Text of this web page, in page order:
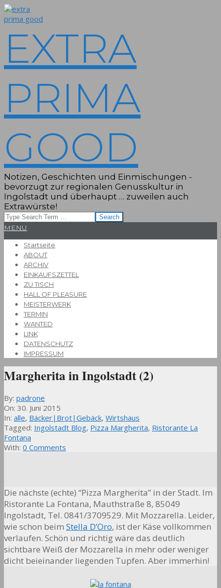
Skip
to
EXTRA
PRIMA
GOOD
Notizen, Geschichten und Einmischungen -
bevorzugt zur regionalen Genusskultur in
Ingolstadt und überhaupt … zuweilen auch
Extrawürste!
Search
Primary
Menu
MENU
Startseite
ABOUT
ARCHIV
EINKAUFSZETTEL
ZU TISCH
HALL OF PLEASURE
MEISTERWERK
TERMIN
WANTED
LINK
DATENSCHUTZ
IMPRESSUM
Margherita in Ingolstadt (2)
By: padrone
On: 30. Juni 2015
In: alle, Bäcker|Brot|Gebäck, Wirtshaus
Tagged: Ingolstadt Blog, Pizza Margherita, Ristorante La
Fontana
With: 0 Comments
Die nächste (echte) “Pizza Margherita” in der Stadt. Im
Ristorante La Fontana, Mauthstraße 8, 85049
Ingolstadt, Tel. 0841/3709529. Mit Mozzarella. Leider,
wie schon beim Stella D’Oro, ist der Käse vollkommen
verlaufen. Schön und richtig wäre das deutlich
sichtbare Weiß der Mozzarella in mehr oder weniger
dicht beieinander liegenden Tupfen. Aber immerhin!